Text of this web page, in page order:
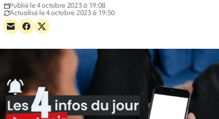
Publié le 4 octobre 2023 à 19:08
Actualisé le 4 octobre 2023 à 19:50